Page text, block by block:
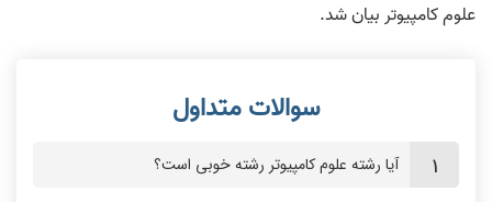
علوم کامپیوتر بیان شد.
آیا رشته علوم کامپیوتر رشته خوبی است؟